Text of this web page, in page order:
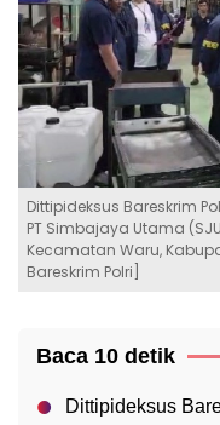
Dittipideksus Bareskrim
PT Simbajaya Utama
Kecamatan Waru,
Bareskrim Polri]
Baca 10 detik
Dittipideksus